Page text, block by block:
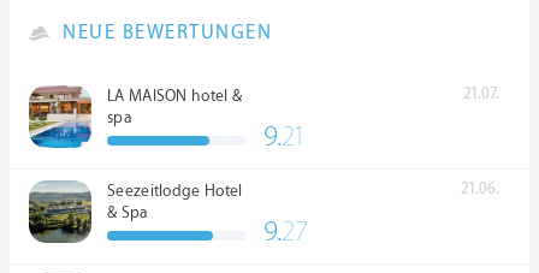
NEUE BEWERTUNGEN
LA MAISON hotel &
spa
21.07.
9.21
Seezeitlodge Hotel
& Spa
21.06.
9.27